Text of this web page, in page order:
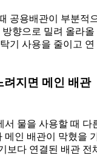
공용배관이 부분적
향으로 밀려 올라올
기 사용을 줄이고 연
려지면 메인 배관
서 물을 사용할 때 다
메인 배관이 막혔을
보다 연결된 배관 전